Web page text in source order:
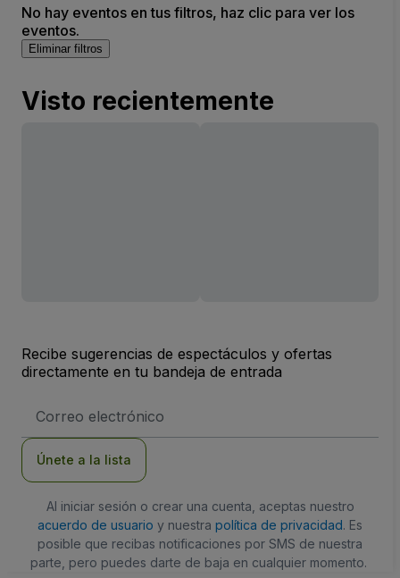
No hay eventos en tus filtros, haz clic para ver los
eventos.
Eliminar filtros
Visto recientemente
Recibe sugerencias de espectáculos y ofertas
directamente en tu bandeja de entrada
de
Únete a la lista
Al iniciar sesión o crear una cuenta, aceptas nuestro
acuerdo de usuario y nuestra política de privacidad. Es
posible que recibas notificaciones por SMS de nuestra
parte, pero puedes darte de baja en cualquier momento.